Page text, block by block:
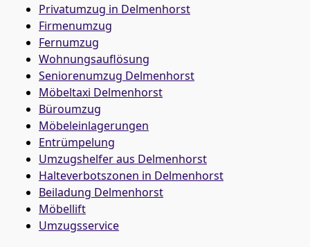
Privatumzug in Delmenhorst
Firmenumzug
Fernumzug
Wohnungsauflösung
Seniorenumzug Delmenhorst
Möbeltaxi Delmenhorst
Büroumzug
Möbeleinlagerungen
Entrümpelung
Umzugshelfer aus Delmenhorst
Halteverbotszonen in Delmenhorst
Beiladung Delmenhorst
Möbellift
Umzugsservice